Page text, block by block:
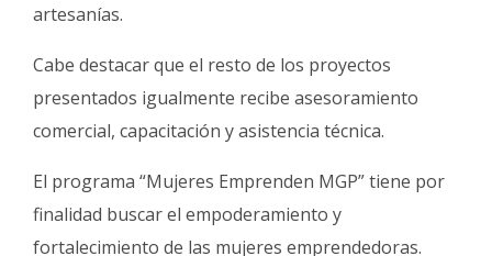
artesanías.
Cabe destacar que el resto de los proyectos
presentados igualmente recibe asesoramiento
comercial, capacitación y asistencia técnica.
El programa “Mujeres Emprenden MGP” tiene por
finalidad buscar el empoderamiento y
fortalecimiento de las mujeres emprendedoras.